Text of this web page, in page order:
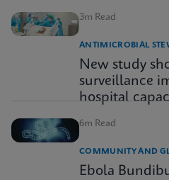
3m Read
ANTIMICROBIAL
New study
surveillance
hospital
6m Read
COMMUNITY AND
Ebola